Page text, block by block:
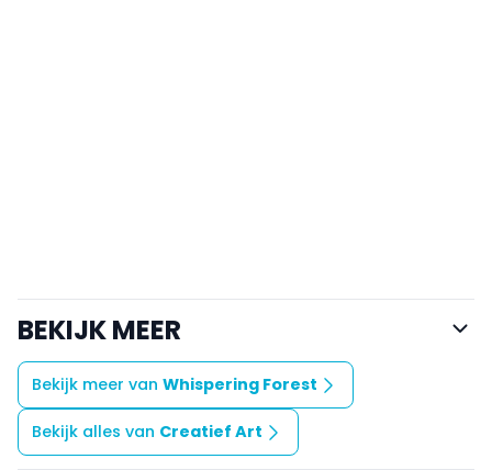
BEKIJK MEER
Bekijk meer van Whispering Forest
Bekijk alles van Creatief Art